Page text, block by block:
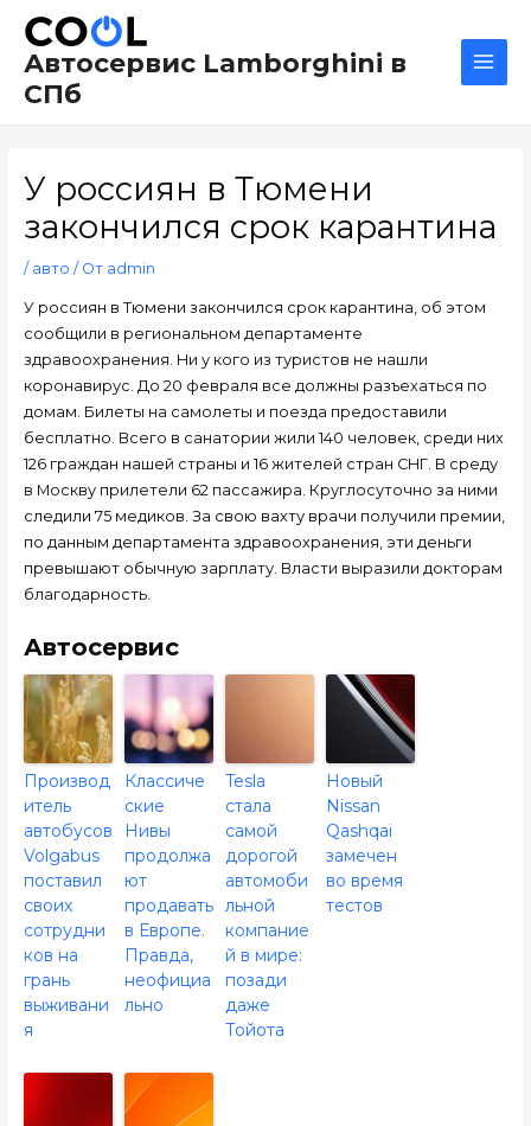
содержимому
Автосервис Lamborghini в
СПб
У россиян в Тюмени
закончился срок карантина
/ авто / От admin
У россиян в Тюмени закончился срок карантина, об этом
сообщили в региональном департаменте
здравоохранения. Ни у кого из туристов не нашли
коронавирус. До 20 февраля все должны разъехаться по
домам. Билеты на самолеты и поезда предоставили
бесплатно. Всего в санатории жили 140 человек, среди них
126 граждан нашей страны и 16 жителей стран СНГ. В среду
в Москву прилетели 62 пассажира. Круглосуточно за ними
следили 75 медиков. За свою вахту врачи получили премии,
по данным департамента здравоохранения, эти деньги
превышают обычную зарплату. Власти выразили докторам
благодарность.
Автосервис
Производ
итель
автобусов
Volgabus
поставил
своих
сотрудни
ков на
грань
выживани
я
Классиче
ские
Нивы
продолжа
ют
продавать
в Европе.
Правда,
неофициа
льно
Tesla
стала
самой
дорогой
автомоби
льной
компание
й в мире:
позади
даже
Тойота
Новый
Nissan
Qashqai
замечен
во время
тестов
по
записям